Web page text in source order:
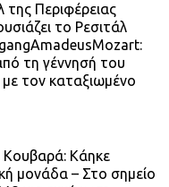
Περιφέρειας
το Ρεσιτάλ
τη γέννησή του
τον καταξιωμένο
Κάηκε
μονάδα – Στο σημείο